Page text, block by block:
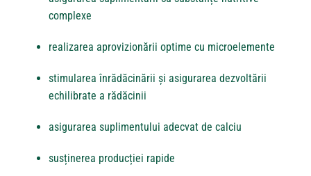
complexe
realizarea aprovizionării optime cu microelemente
stimularea înrădăcinării și asigurarea dezvoltării
echilibrate a rădăcinii
asigurarea suplimentului adecvat de calciu
susținerea producției rapide